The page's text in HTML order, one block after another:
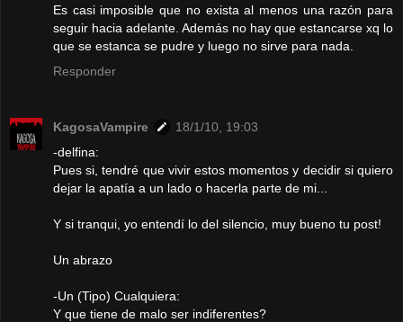
Es casi imposible que no exista al menos una razón para
seguir hacia adelante. Además no hay que estancarse xq lo
que se estanca se pudre y luego no sirve para nada.
Responder
KagosaVampire
18/1/10, 19:03
-delfina:
Pues si, tendré que vivir estos momentos y decidir si quiero
dejar la apatía a un lado o hacerla parte de mi...
Y si tranqui, yo entendí lo del silencio, muy bueno tu post!
Un abrazo
-Un (Tipo) Cualquiera:
Y que tiene de malo ser indiferentes?